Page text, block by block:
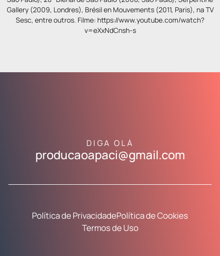
Gallery (2009, Londres), Brésil en Mouvements (2011, Paris), na TV
Sesc, entre outros. Filme: https://www.youtube.com/watch?
v=eXxNdCnsh-s
DIGA OLÁ
producaoapaci@gmail.com
Política de PrivacidadePolítica de Cookies
Termos de Uso